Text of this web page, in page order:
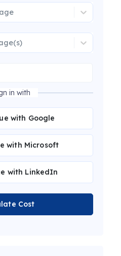
in with
with Google
with Microsoft
with LinkedIn
Cost